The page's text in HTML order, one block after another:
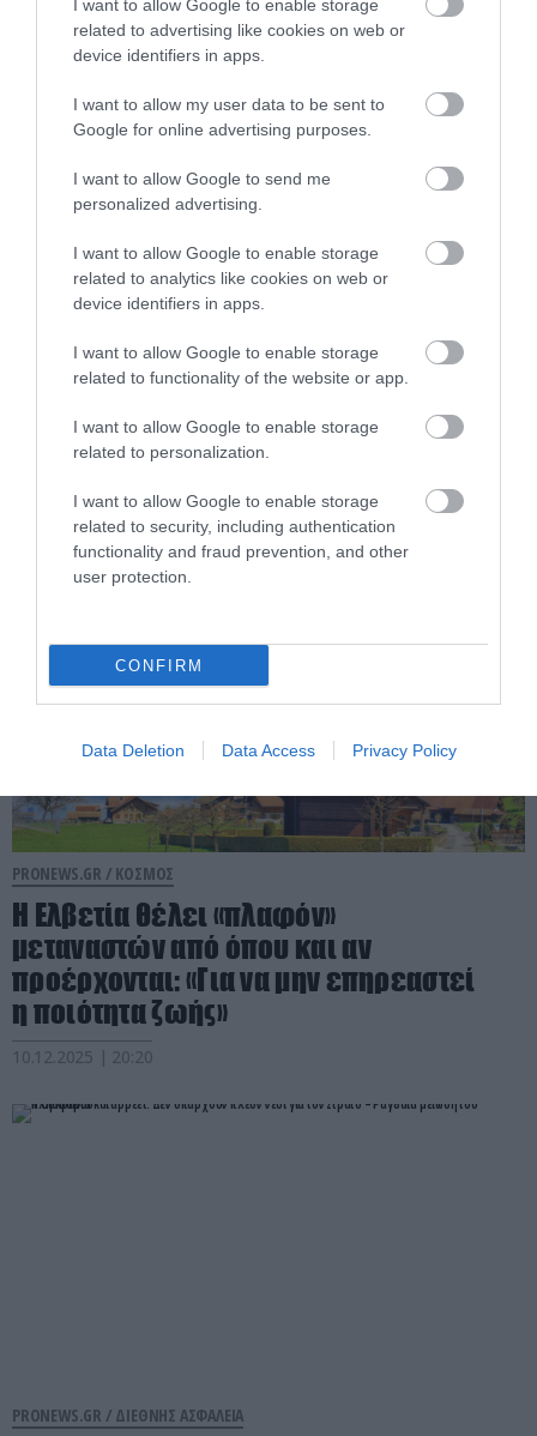
I want to allow Google to enable storage
related to advertising like cookies on web or
device identifiers in apps.
I want to allow my user data to be sent to
Google for online advertising purposes.
I want to allow Google to send me
personalized advertising.
I want to allow Google to enable storage
related to analytics like cookies on web or
device identifiers in apps.
I want to allow Google to enable storage
related to functionality of the website or app.
I want to allow Google to enable storage
related to personalization.
I want to allow Google to enable storage
related to security, including authentication
functionality and fraud prevention, and other
user protection.
CONFIRM
Data Deletion Data Access Privacy Policy
19.01.2026 | 17:41
PRONEWS.GR /ΚΟΣΜΟΣ
Η Τζακάρτα η πιο πολυπληθής πόλη
στον κόσμο με σχεδόν 42 εκατ.
κατοίκους!
08.01.2026 | 10:25
PRONEWS.GR / ΚΟΣΜΟΣ
Η Ελβετία θέλει «πλαφόν»
μεταναστών από όπου και αν
προέρχονται: «Για να μην επηρεαστεί
η ποιότητα ζωής»
10.12.2025 | 20:20
PRONEWS.GR / ΔΙΕΘΝΗΣ ΑΣΦΑΛΕΙΑ